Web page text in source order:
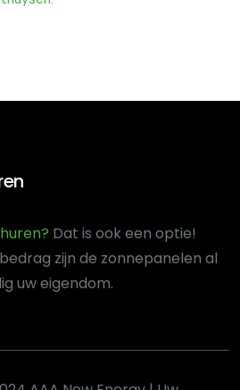
Dat is ook een optie!
zijn de zonnepanelen al
uw eigendom.